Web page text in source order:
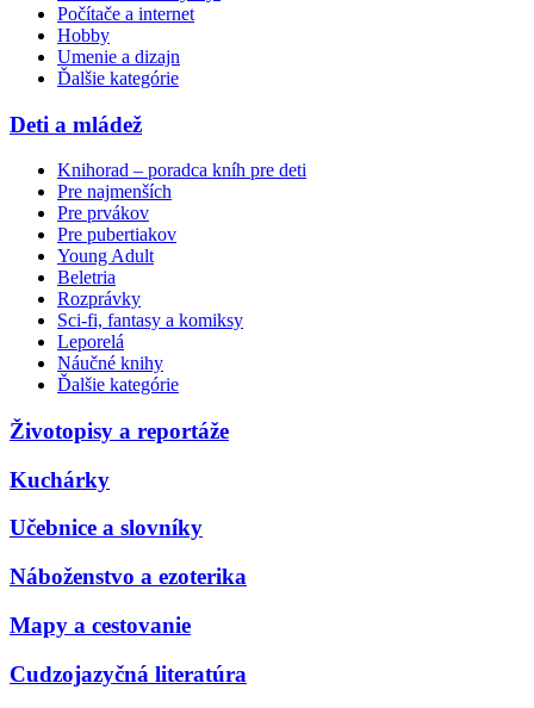
Počítače a internet
Hobby
Umenie a dizajn
Ďalšie kategórie
Deti a mládež
Knihorad – poradca kníh pre deti
Pre najmenších
Pre prvákov
Pre pubertiakov
Young Adult
Beletria
Rozprávky
Sci-fi, fantasy a komiksy
Leporelá
Náučné knihy
Ďalšie kategórie
Životopisy a reportáže
Kuchárky
Učebnice a slovníky
Náboženstvo a ezoterika
Mapy a cestovanie
Cudzojazyčná literatúra